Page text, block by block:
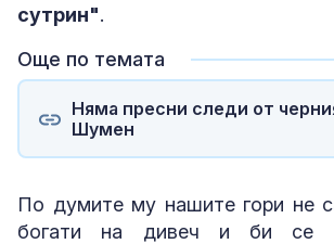
сутрин".
Още по темата
Няма пресни следи от
Шумен
По думите му нашите гори не
богати на дивеч и би се